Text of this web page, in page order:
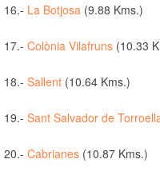
16.- La Botjosa (9.88 Kms.)
17.- Colònia Vilafruns (10.33
18.- Sallent (10.64 Kms.)
19.- Sant Salvador de
20.- Cabrianes (10.87 Kms.)